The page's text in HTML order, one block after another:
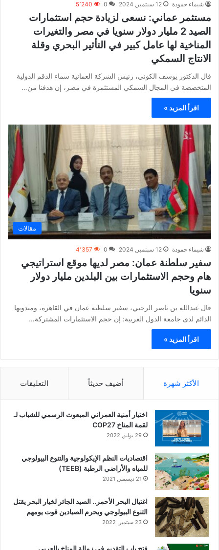
شيماء حمودة 12 سبتمبر, 2024 0 5٬240
مستثمر عماني: نسعى لزيادة حجم استثمارات
الصيد 2 مليار دولار سنويا في مصر والتغيرات
المناخية لها عامل كبير في التأثير البحري وقلة
الانتاج السمكي
قال الدكتور يوسف الكوني، رئيس الشركة العمانية سماء الدقم الدولية
المتخصصة في المجال السمكي المستثمرة في مصر، إن هدفنا من…
اقرأ المزيد »
مقالات
شيماء حمودة 12 سبتمبر, 2024 0 4٬357
سفير سلطنة عمان: مصر لديها موقع استراتيجي
هام وحجم الاستثمارات بين البلدين مليار دولار
سنويا
قال عبدالله بن ناصر الرحبي، سفير سلطنة عمان في القاهرة، ومندوبها
الدائم لدى جامعة الدول العربية: إن حجم الاستثمارات المشتركة…
اقرأ المزيد »
الأكثر شهرة أضيف حديثاً التعليقات
اختيار أمنية العمراني المبعوث الرسمي للشباب لـ
لقمة المناخ COP27
29 يوليو, 2022
اقتصاديات النظم الإيكولوجية والتنوع البيولوجي
للمياه والأراضي الرطبة (TEEB)
21 ديسمبر, 2021
اغتيال البحر الأحمر.. الصيد الجائر لخيار البحر يقتل
التنوع البيولوجي ويحرم الصيادين قوت يومهم
23 سبتمبر, 2022